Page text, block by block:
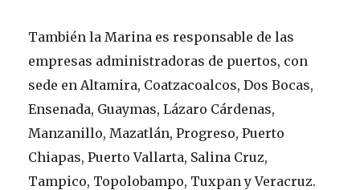
También la Marina es responsable de las
empresas administradoras de puertos, con
sede en Altamira, Coatzacoalcos, Dos Bocas,
Ensenada, Guaymas, Lázaro Cárdenas,
Manzanillo, Mazatlán, Progreso, Puerto
Chiapas, Puerto Vallarta, Salina Cruz,
Tampico, Topolobampo, Tuxpan y Veracruz.